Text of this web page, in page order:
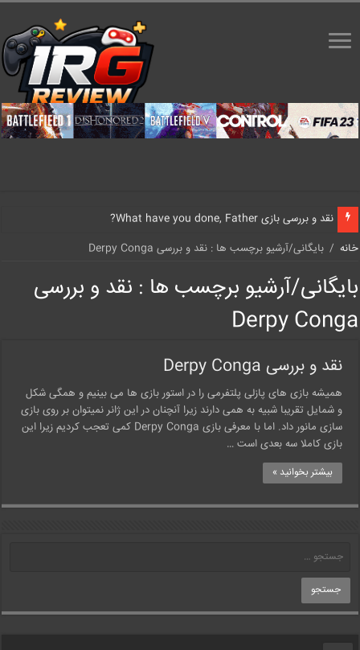
نقد و بررسی بازی What have you done, Father?
خانه / بایگانی/آرشیو برچسب ها : نقد و بررسی Derpy Conga
بایگانی/آرشیو برچسب ها : نقد و بررسی
Derpy Conga
نقد و بررسی Derpy Conga
همیشه بازی های پازلی پلتفرمی را در استور بازی ها می بینیم و همگی شکل
و شمایل تقریبا شبیه به همی دارند زیرا آنچنان در این ژانر نمیتوان بر روی بازی
سازی مانور داد. اما با معرفی بازی Derpy Conga کمی تعجب کردیم زیرا این
بازی کاملا سه بعدی است …
بیشتر بخوانید »